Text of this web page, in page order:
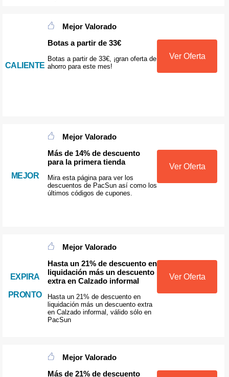
CALIENTE
Mejor Valorado
Botas a partir de 33€
Botas a partir de 33€, ¡gran oferta de
ahorro para este mes!
Ver Oferta
MEJOR
Mejor Valorado
Más de 14% de descuento
para la primera tienda
Mira esta página para ver los
descuentos de PacSun así como los
últimos códigos de cupones.
Ver Oferta
EXPIRA
PRONTO
Mejor Valorado
Hasta un 21% de descuento en
liquidación más un descuento
extra en Calzado informal
Hasta un 21% de descuento en
liquidación más un descuento extra
en Calzado informal, válido sólo en
PacSun
Ver Oferta
Mejor Valorado
Más de 21% de descuento